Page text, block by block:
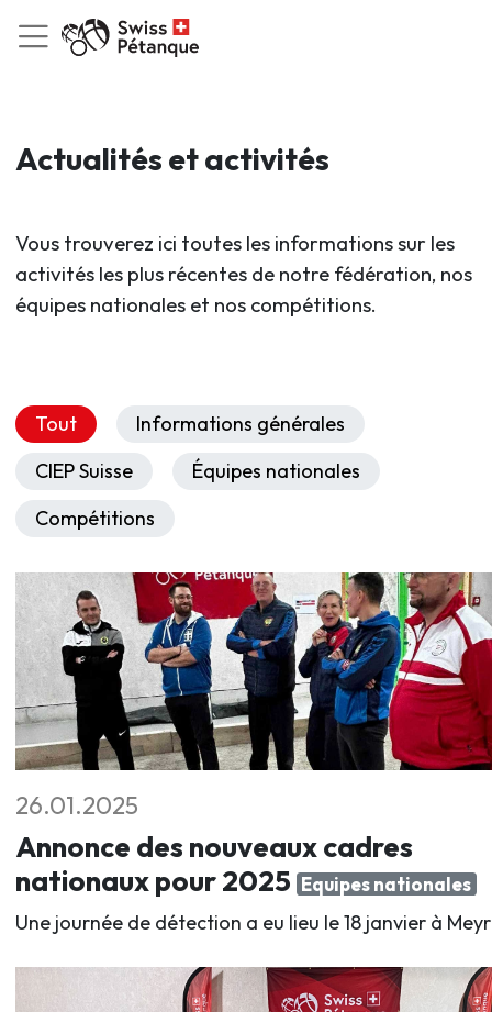
Actualités et activités
Vous trouverez ici toutes les informations sur les
activités les plus récentes de notre fédération, nos
équipes nationales et nos compétitions.
Tout
Informations générales
CIEP Suisse
Équipes nationales
Compétitions
26.01.2025
Annonce des nouveaux cadres
nationaux pour 2025 Equipes nationales
Une journée de détection a eu lieu le 18 janvier à